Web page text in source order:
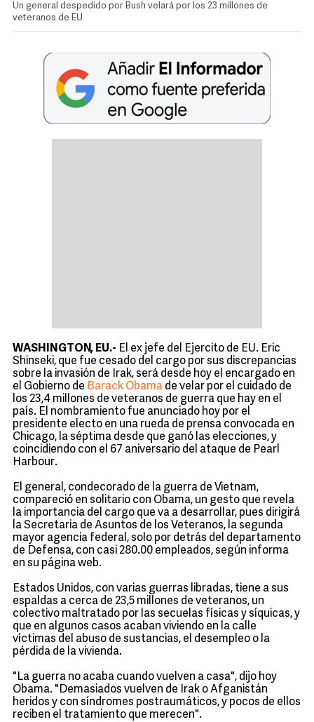
Un general despedido por Bush velará por los 23 millones de
veteranos de EU
WASHINGTON, EU.- El ex jefe del Ejercito de EU. Eric
Shinseki, que fue cesado del cargo por sus discrepancias
sobre la invasión de Irak, será desde hoy el encargado en
el Gobierno de Barack Obama de velar por el cuidado de
los 23,4 millones de veteranos de guerra que hay en el
país. El nombramiento fue anunciado hoy por el
presidente electo en una rueda de prensa convocada en
Chicago, la séptima desde que ganó las elecciones, y
coincidiendo con el 67 aniversario del ataque de Pearl
Harbour.
El general, condecorado de la guerra de Vietnam,
compareció en solitario con Obama, un gesto que revela
la importancia del cargo que va a desarrollar, pues dirigirá
la Secretaria de Asuntos de los Veteranos, la segunda
mayor agencia federal, solo por detrás del departamento
de Defensa, con casi 280.00 empleados, según informa
en su página web.
Estados Unidos, con varias guerras libradas, tiene a sus
espaldas a cerca de 23,5 millones de veteranos, un
colectivo maltratado por las secuelas físicas y síquicas, y
que en algunos casos acaban viviendo en la calle
víctimas del abuso de sustancias, el desempleo o la
pérdida de la vivienda.
"La guerra no acaba cuando vuelven a casa", dijo hoy
Obama. "Demasiados vuelven de Irak o Afganistán
heridos y con síndromes postraumáticos, y pocos de ellos
reciben el tratamiento que merecen".